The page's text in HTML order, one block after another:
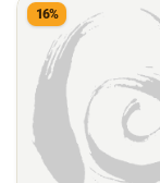
16%